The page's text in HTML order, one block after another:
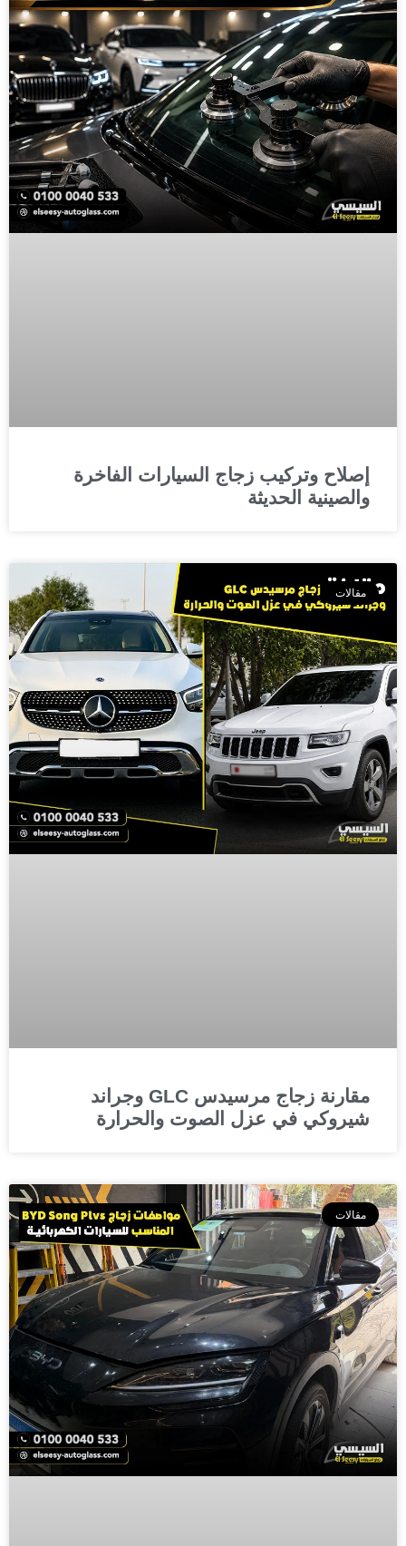
إصلاح وتركيب زجاج السيارات الفاخرة
والصينية الحديثة
مقالات
مقارنة زجاج مرسيدس GLC وجراند
شيروكي في عزل الصوت والحرارة
مقالات